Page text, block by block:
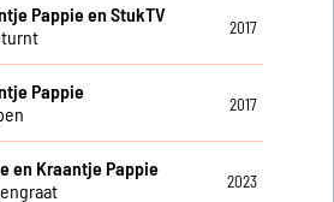
Pappie en StukTV
2017
Pappie
2017
en Kraantje Pappie
2023